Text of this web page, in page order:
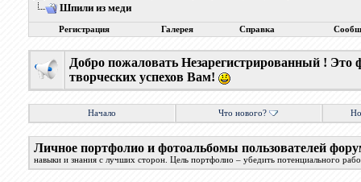
Шпили из меди
Регистрация Галерея Справка
Добро пожаловать Незарегистрированный !
творческих успехов Вам!
Начало Что нового?
Личное портфолио и фотоальбомы пользователей
навыки и знания с лучших сторон. Цель портфолио – убедить потенциального